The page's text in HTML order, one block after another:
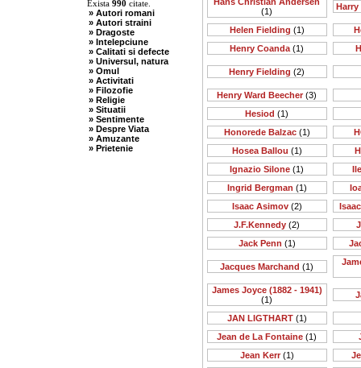
Exista 990 citate.
» Autori romani
» Autori straini
» Dragoste
» Intelepciune
» Calitati si defecte
» Universul, natura
» Omul
» Activitati
» Filozofie
» Religie
» Situatii
» Sentimente
» Despre Viata
» Amuzante
» Prietenie
(1)
Harry
Helen Fielding (1)
Henry Coanda (1)
Henry Fielding (2)
Henry Ward Beecher (3)
Hesiod (1)
Honorede Balzac(1)
Hosea Ballou (1)
Ignazio Silone (1)
Ingrid Bergman (1)
Isaac Asimov(2)
J.F.Kennedy (2)
Jack Penn (1)
Jacques Marchand (1)
James Joyce (1882 - 1941)
(1)
JAN LIGTHART(1)
Jean de La Fontaine (1)
Jean Kerr(1)